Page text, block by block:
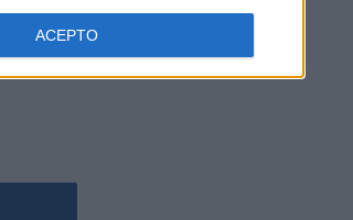
ACEPTO
pueden